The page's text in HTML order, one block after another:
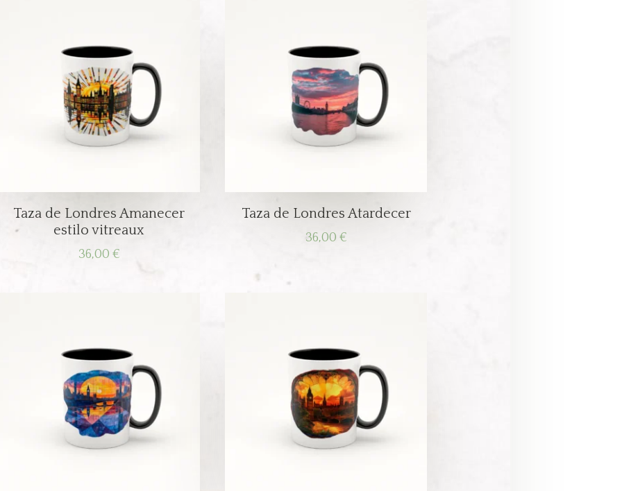
Taza de Londres Amanecer
estilo vitreaux
36,00 €
Taza de Londres Atardecer
36,00 €